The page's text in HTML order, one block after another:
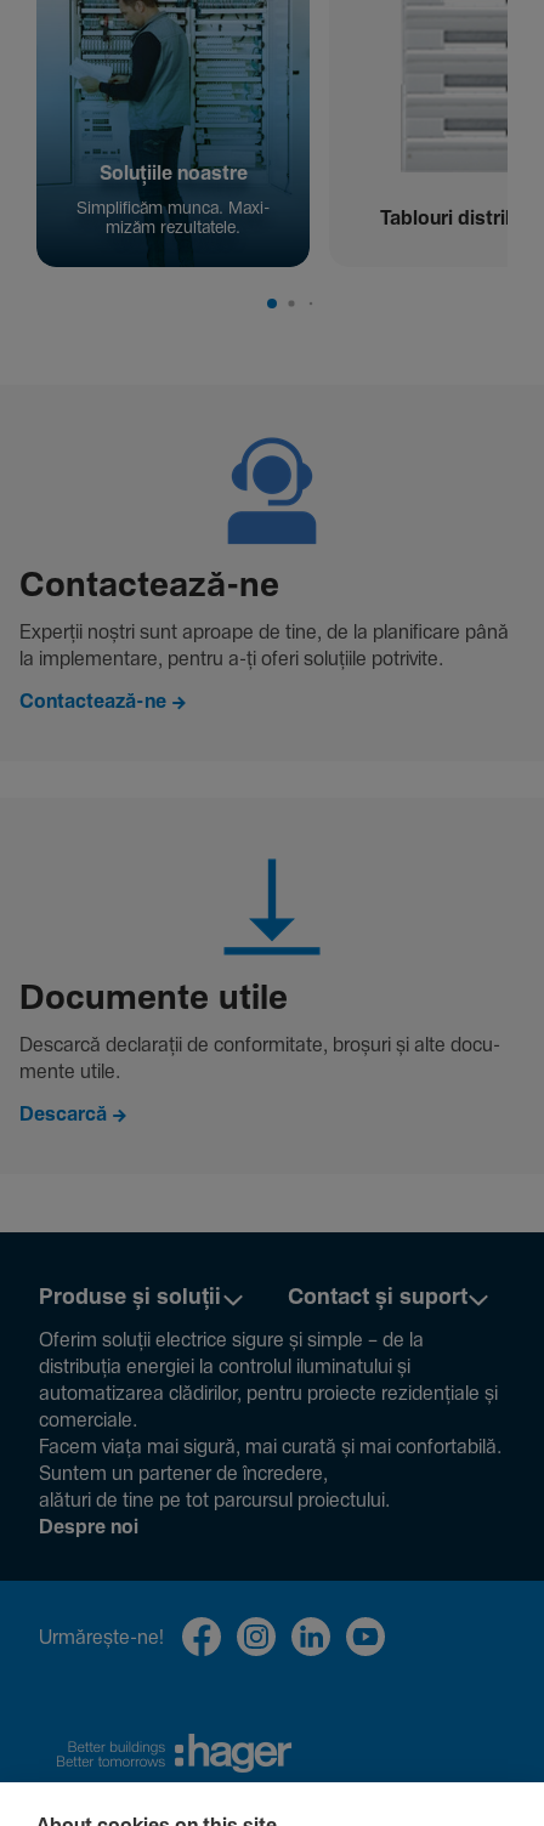
Solu­țiile noastre
Simpli­ficăm munca. Maxi­
mizăm rezul­ta­tele.
Tablouri
Contac­tează-ne
Experții noștri sunt aproape de tine, de la plani­fi­care până
la imple­men­tare, pentru a-ți oferi solu­țiile potri­vite.
Contactează-ne
Docu­mente utile
Descarcă decla­rații de conformitate, broșuri și alte docu­
mente utile.
Descarcă
Produse și soluții Contact și suport
Oferim soluții electrice sigure și simple – de la
distribuția energiei la controlul ilumi­na­tului și
auto­ma­ti­zarea clădi­rilor, pentru proiecte rezi­den­țiale și
comer­ciale.
Facem viața mai sigură, mai curată și mai confor­ta­bilă.
Suntem un partener de încre­dere,
alături de tine pe tot parcursul proiec­tului.
Despre noi
Urmă­rește-ne!